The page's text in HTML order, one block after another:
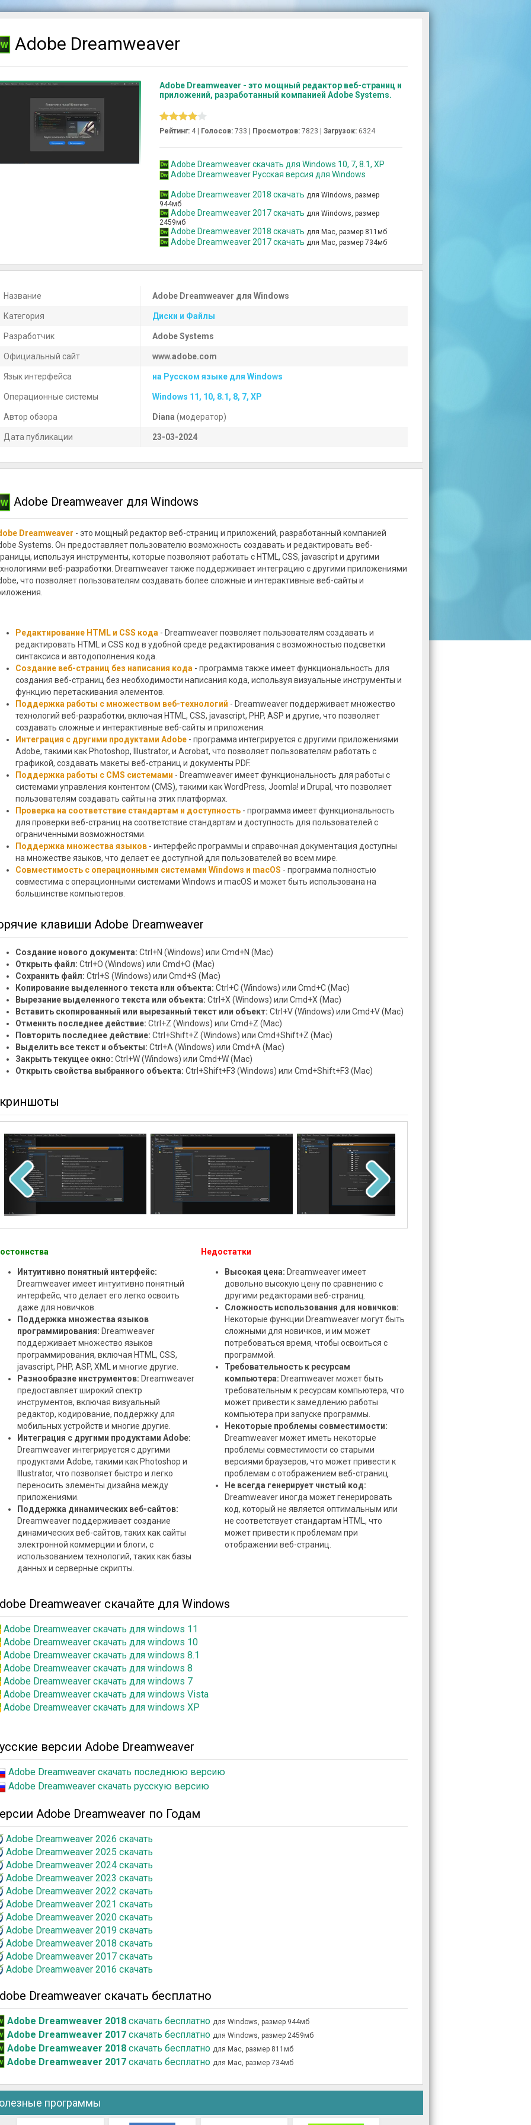
Adobe Dreamweaver
Adobe Dreamweaver - это мощный редактор веб-страниц и
приложений, разработанный компанией Adobe Systems.
Рейтинг: 4 | Голосов: 733 Просмотров: 7823 | Загрузок: 6324
Adobe Dreamweaver скачать для Windows 10, 7, 8.1, XP
Adobe Dreamweaver Русская версия для Windows
Adobe Dreamweaver 2018 скачать для Windows, размер
944мб
Adobe Dreamweaver 2017 скачать для Windows, размер
2459мб
Adobe Dreamweaver 2018 скачать для Mac, размер 811мб
Adobe Dreamweaver 2017 скачать для Mac, размер 734мб
Название Adobe Dreamweaver для Windows
Категория Диски и Файлы
Разработчик Adobe Systems
Официальный сайт www.adobe.com
Язык интерфейса на Русском языке для Windows
Операционные системы Windows 11, 10, 8.1, 8, 7, XP
Автор обзора Diana (модератор)
Дата публикации 23-03-2024
Adobe Dreamweaver для Windows
Dreamweaver - это мощный редактор веб-страниц и приложений, разработанный компанией
Systems. Он предоставляет пользователю возможность создавать и редактировать веб-
используя инструменты, которые позволяют работать с HTML, CSS, jаvascript и другими
веб-разработки. Dreamweaver также поддерживает интеграцию с другими приложениями
что позволяет пользователям создавать более сложные и интерактивные веб-сайты и
Редактирование HTML и CSS кода - Dreamweaver позволяет пользователям создавать и
редактировать HTML и CSS код в удобной среде редактирования с возможностью подсветки
синтаксиса и автодополнения кода.
Создание веб-страниц без написания кода - программа также имеет функциональность для
создания веб-страниц без необходимости написания кода, используя визуальные инструменты и
функцию перетаскивания элементов.
Поддержка работы с множеством веб-технологий - Dreamweaver поддерживает множество
технологий веб-разработки, включая HTML, CSS, jаvascript, PHP, ASP и другие, что позволяет
создавать сложные и интерактивные веб-сайты и приложения.
Интеграция с другими продуктами Adobe - программа интегрируется с другими приложениями
Adobe, такими как Photoshop, Illustrator, и Acrobat, что позволяет пользователям работать с
графикой, создавать макеты веб-страниц и документы PDF.
Поддержка работы с CMS системами - Dreamweaver имеет функциональность для работы с
системами управления контентом (CMS), такими как WordPress, Joomla! и Drupal, что позволяет
пользователям создавать сайты на этих платформах.
Проверка на соответствие стандартам и доступность - программа имеет функциональность
для проверки веб-страниц на соответствие стандартам и доступность для пользователей с
ограниченными возможностями.
Поддержка множества языков - интерфейс программы и справочная документация доступны
на множестве языков, что делает ее доступной для пользователей во всем мире.
Совместимость с операционными системами Windows и macOS - программа полностью
совместима с операционными системами Windows и macOS и может быть использована на
большинстве компьютеров.
клавиши Adobe Dreamweaver
Создание нового документа: Ctrl+N (Windows) или Cmd+N (Mac)
Открыть файл: Ctrl+O (Windows) или Cmd+O (Mac)
Сохранить файл: Ctrl+S (Windows) или Cmd+S (Mac)
Копирование выделенного текста или объекта: Ctrl+C (Windows) или Cmd+C (Mac)
Вырезание выделенного текста или объекта: Ctrl+X (Windows) или Cmd+X (Mac)
Вставить скопированный или вырезанный текст или объект: Ctrl+V (Windows) или Cmd+V (Mac)
Отменить последнее действие: Ctrl+Z (Windows) или Cmd+Z (Mac)
Повторить последнее действие: Ctrl+Shift+Z (Windows) или Cmd+Shift+Z (Mac)
Выделить все текст и объекты: Ctrl+A (Windows) или Cmd+A (Mac)
Закрыть текущее окно: Ctrl+W (Windows) или Cmd+W (Mac)
Открыть свойства выбранного объекта: Ctrl+Shift+F3 (Windows) или Cmd+Shift+F3 (Mac)
Интуитивно понятный интерфейс:
Dreamweaver имеет интуитивно понятный
интерфейс, что делает его легко освоить
даже для новичков.
Поддержка множества языков
программирования: Dreamweaver
поддерживает множество языков
программирования, включая HTML, CSS,
jаvascript, PHP, ASP, XML и многие другие.
Разнообразие инструментов: Dreamweaver
предоставляет широкий спектр
инструментов, включая визуальный
редактор, кодирование, поддержку для
мобильных устройств и многие другие.
Интеграция с другими продуктами Adobe:
Dreamweaver интегрируется с другими
продуктами Adobe, такими как Photoshop и
Illustrator, что позволяет быстро и легко
переносить элементы дизайна между
приложениями.
Поддержка динамических веб-сайтов:
Dreamweaver поддерживает создание
динамических веб-сайтов, таких как сайты
электронной коммерции и блоги, с
использованием технологий, таких как базы
данных и серверные скрипты.
Недостатки
Высокая цена: Dreamweaver имеет
довольно высокую цену по сравнению с
другими редакторами веб-страниц.
Сложность использования для новичков:
Некоторые функции Dreamweaver могут быть
сложными для новичков, и им может
потребоваться время, чтобы освоиться с
программой.
Требовательность к ресурсам
компьютера: Dreamweaver может быть
требовательным к ресурсам компьютера, что
может привести к замедлению работы
компьютера при запуске программы.
Некоторые проблемы совместимости:
Dreamweaver может иметь некоторые
проблемы совместимости со старыми
версиями браузеров, что может привести к
проблемам с отображением веб-страниц.
Не всегда генерирует чистый код:
Dreamweaver иногда может генерировать
код, который не является оптимальным или
не соответствует стандартам HTML, что
может привести к проблемам при
отображении веб-страниц.
Dreamweaver скачайте для Windows
Adobe Dreamweaver скачать для windows 11
Adobe Dreamweaver скачать для windows 10
Adobe Dreamweaver скачать для windows 8.1
Adobe Dreamweaver скачать для windows 8
Adobe Dreamweaver скачать для windows 7
Adobe Dreamweaver скачать для windows Vista
Adobe Dreamweaver скачать для windows XP
версии Adobe Dreamweaver
Adobe Dreamweaver скачать последнюю версию
Adobe Dreamweaver скачать русскую версию
Adobe Dreamweaver по Годам
Adobe Dreamweaver 2026 скачать
Adobe Dreamweaver 2025 скачать
Adobe Dreamweaver 2024 скачать
Adobe Dreamweaver 2023 скачать
Adobe Dreamweaver 2022 скачать
Adobe Dreamweaver 2021 скачать
Adobe Dreamweaver 2020 скачать
Adobe Dreamweaver 2019 скачать
Adobe Dreamweaver 2018 скачать
Adobe Dreamweaver 2017 скачать
Adobe Dreamweaver 2016 скачать
Dreamweaver скачать бесплатно
Adobe Dreamweaver 2018 скачать бесплатно для Windows, размер 944мб
Adobe Dreamweaver 2017 скачать бесплатно для Windows, размер 2459мб
Adobe Dreamweaver 2018 скачать бесплатно для Mac, размер 811мб
Adobe Dreamweaver 2017 скачать бесплатно для Mac, размер 734мб
программы